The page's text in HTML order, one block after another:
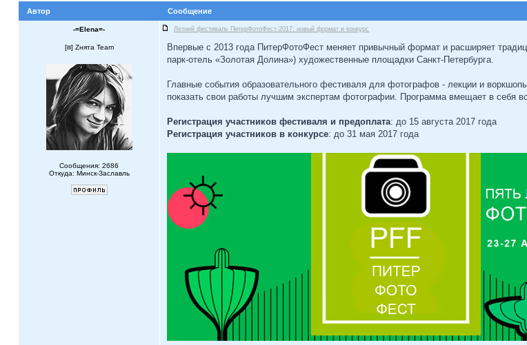
Автор
Сообщение
-=Elena=- Летний фестиваль ПитерФотоФест-2017: новый формат и конкурс
[ ] Zнята Team
Сообщения: 2686
Откуда: Минск-Заславль
Впервые с 2013 года ПитерФотоФест меняет привычный формат и расширяет
парк-отель «Золотая Долина») художественные площадки Санкт-Петербурга.
Главные события образовательного фестиваля для фотографов - лекции и
показать свои работы лучшим экспертам фотографии. Программа вмещает в себя
Регистрация участников фестиваля и предоплата: до 15 августа 2017 года
Регистрация участников в конкурсе: до 31 мая 2017 года